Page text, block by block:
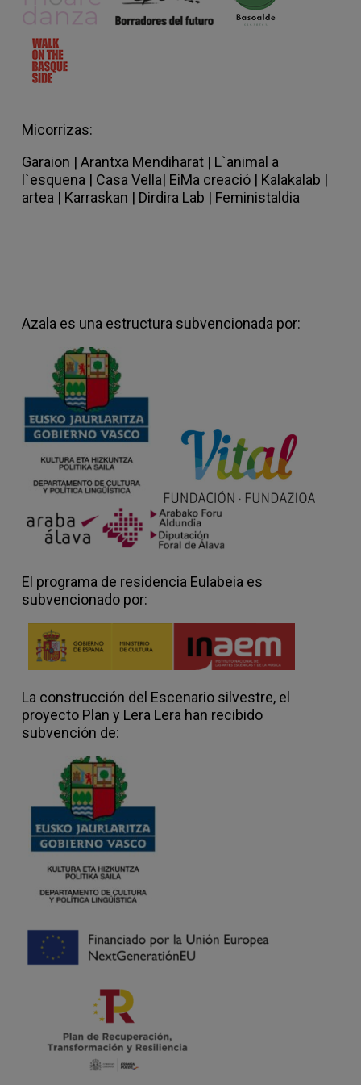
de Cultura (IVC)
Taller Placer
Micorrizas:
Garaion | Arantxa Mendiharat | L`animal a
l`esquena | Casa Vella| EiMa creació | Kalakalab |
artea | Karraskan | Dirdira Lab | Feministaldia
Azala es una estructura subvencionada por:
El programa de residencia Eulabeia es
subvencionado por:
La construcción del Escenario silvestre, el
proyecto Plan y Lera Lera han recibido
subvención de: